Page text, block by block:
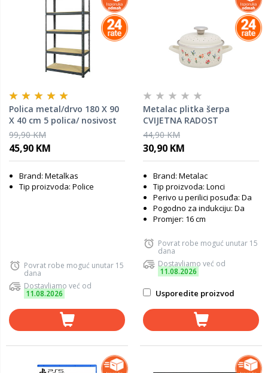
Polica metal/drvo 180 X 90
X 40 cm 5 polica/ nosivost
875 kg Black Frozen
99,90 KM
45,90 KM
Brand: Metalkas
Tip proizvoda: Police
Povrat robe moguć unutar 15
dana
Dostavljamo već od
11.08.2026
Metalac plitka šerpa
CVIJETNA RADOST
16cm/1,5lit
44,90 KM
30,90 KM
Brand: Metalac
Tip proizvoda: Lonci
Perivo u perilici posuđa: Da
Pogodno za indukciju: Da
Promjer: 16 cm
Povrat robe moguć unutar 15
dana
Dostavljamo već od
11.08.2026
Usporedite proizvod